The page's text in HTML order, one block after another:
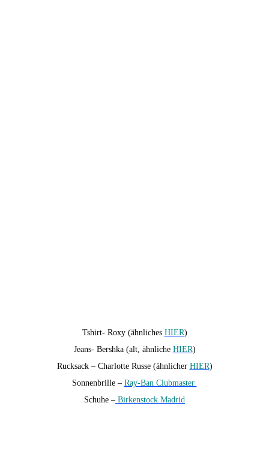
Tshirt- Roxy (ähnliches HIER)
Jeans- Bershka (alt, ähnliche HIER)
Rucksack – Charlotte Russe (ähnlicher HIER)
Sonnenbrille – Ray-Ban Clubmaster
Schuhe – Birkenstock Madrid